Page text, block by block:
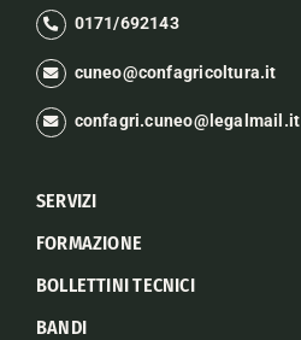
0171/692143
cuneo@confagricoltura.it
confagri.cuneo@legalmail.it
SERVIZI
FORMAZIONE
BOLLETTINI TECNICI
BANDI